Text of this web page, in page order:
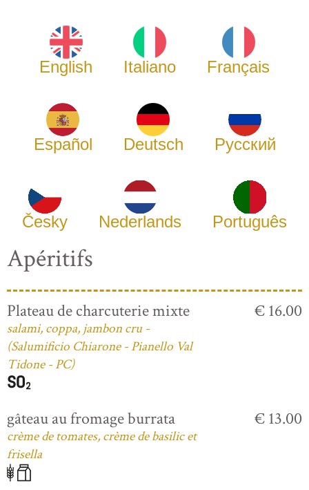
English Italiano Français
Español Deutsch Русский
Česky Nederlands Português
Apéritifs
Plateau de charcuterie mixte
salami, coppa, jambon cru -
(Salumificio Chiarone - Pianello Val
Tidone - PC)
€ 16.00
gâteau au fromage burrata
crème de tomates, crème de basilic et
frisella
€ 13.00